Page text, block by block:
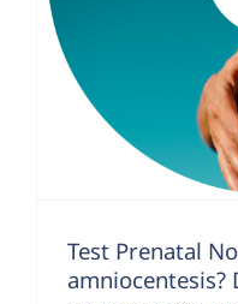
Test Prenatal
amniocentesis?